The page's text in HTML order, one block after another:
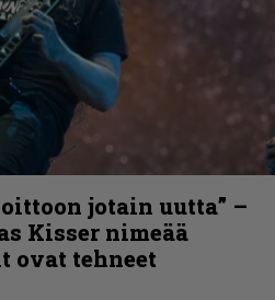
jotain uutta” –
Kisser nimeää
ovat tehneet